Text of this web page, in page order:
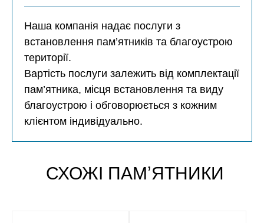
Наша компанія надає послуги з
встановлення пам’ятників та благоустрою
території.
Вартість послуги залежить від комплектації
пам’ятника, місця встановлення та виду
благоустрою і обговорюється з кожним
клієнтом індивідуально.
СХОЖІ ПАМʼЯТНИКИ